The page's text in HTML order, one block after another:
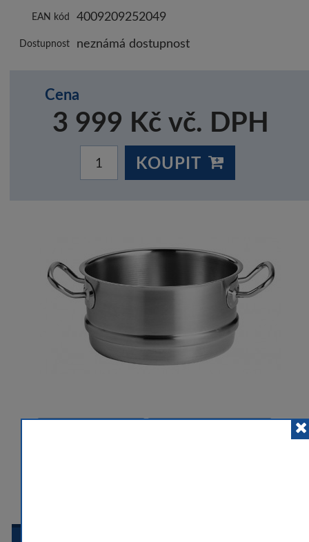
EAN kód 4009209252049
Dostupnost neznámá dostupnost
Cena
3 999 Kč vč. DPH
KOUPIT